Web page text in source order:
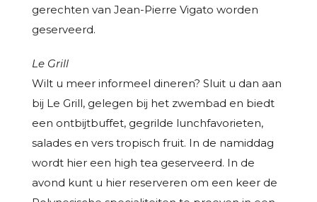
gerechten van Jean-Pierre Vigato worden
geserveerd.
Le Grill
Wilt u meer informeel dineren? Sluit u dan aan
bij Le Grill, gelegen bij het zwembad en biedt
een ontbijtbuffet, gegrilde lunchfavorieten,
salades en vers tropisch fruit. In de namiddag
wordt hier een high tea geserveerd. In de
avond kunt u hier reserveren om een keer de